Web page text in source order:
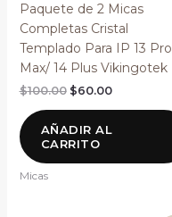
Paquete de 2 Micas
Completas Cristal
Templado Para IP 13 Pro
Max/ 14 Plus Vikingotek
$100.00 $60.00
AÑADIR AL
CARRITO
Micas